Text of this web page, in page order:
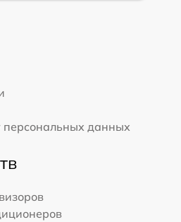
персональных данных